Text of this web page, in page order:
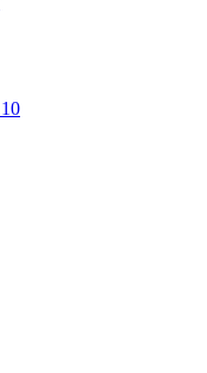
10